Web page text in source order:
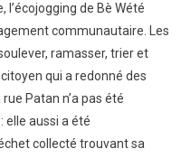
l’écojogging de Bè Wété
communautaire. Les
ramasser, trier et
qui a redonné des
Patan n’a pas été
elle aussi a été
collecté trouvant sa